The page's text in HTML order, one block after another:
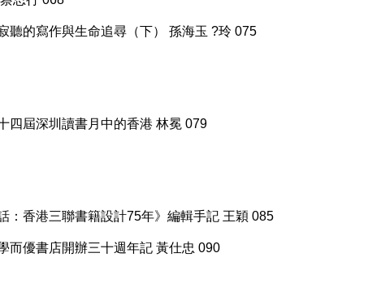
聽的寫作與生命追尋（下） 孫海玉 ?玲 075
四屆深圳讀書月中的香港 林冕 079
：香港三聯書籍設計75年》編輯手記 王穎 085
而優書店開辦三十週年記 黃仕忠 090